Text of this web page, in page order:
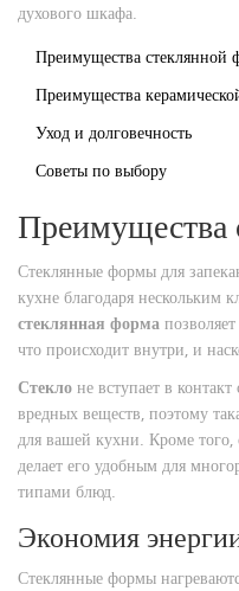
духового шкафа.
Преимущества стеклянной
Преимущества
Уход и долговечность
Советы по выбору
Преимущества
Стеклянные формы для
кухне благодаря
стеклянная форма
что происходит внутри, и
Стекло не вступает в
вредных веществ, поэтому
для вашей кухни. Кроме того,
делает его удобным для
типами блюд.
Экономия
Стеклянные формы